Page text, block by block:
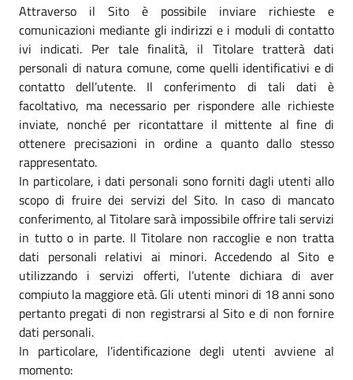
Attraverso il Sito è possibile inviare richieste e
comunicazioni mediante gli indirizzi e i moduli di contatto
ivi indicati. Per tale finalità, il Titolare tratterà dati
personali di natura comune, come quelli identificativi e di
contatto dell’utente. Il conferimento di tali dati è
facoltativo, ma necessario per rispondere alle richieste
inviate, nonché per ricontattare il mittente al fine di
ottenere precisazioni in ordine a quanto dallo stesso
rappresentato.
In particolare, i dati personali sono forniti dagli utenti allo
scopo di fruire dei servizi del Sito. In caso di mancato
conferimento, al Titolare sarà impossibile offrire tali servizi
in tutto o in parte. Il Titolare non raccoglie e non tratta
dati personali relativi ai minori. Accedendo al Sito e
utilizzando i servizi offerti, l’utente dichiara di aver
compiuto la maggiore età. Gli utenti minori di 18 anni sono
pertanto pregati di non registrarsi al Sito e di non fornire
dati personali.
In particolare, l’identificazione degli utenti avviene al
momento: